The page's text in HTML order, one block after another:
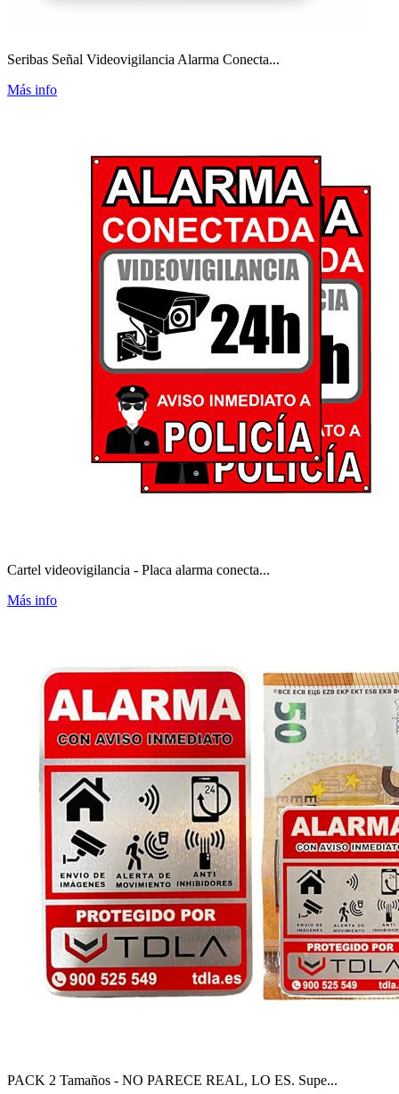
Seribas Señal Videovigilancia Alarma Conecta...
Más info
Cartel videovigilancia - Placa alarma conecta...
Más info
PACK 2 Tamaños - NO PARECE REAL, LO ES. Supe...